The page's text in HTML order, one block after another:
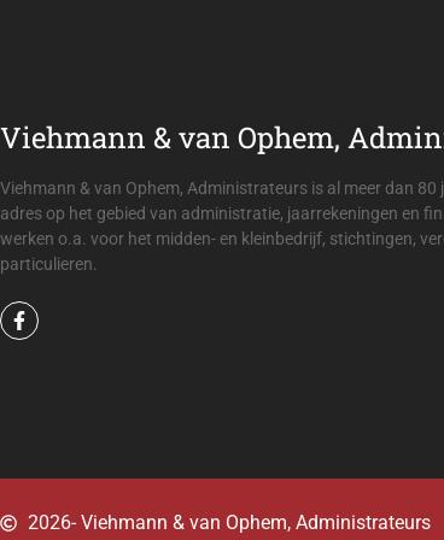
Viehmann & van Ophem,
Viehmann & van Ophem, Administrateurs is al meer dan 80
adres op het gebied van administratie, jaarrekeningen en
werken o.a. voor het midden- en kleinbedrijf, stichtingen,
particulieren.
de kennis voor de
alles geregeld is.
De
van Ophem,
2026- Viehmann & van Ophem, Administrateurs